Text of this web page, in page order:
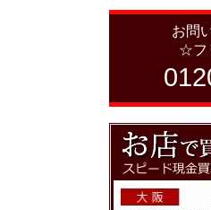
お問
☆フ